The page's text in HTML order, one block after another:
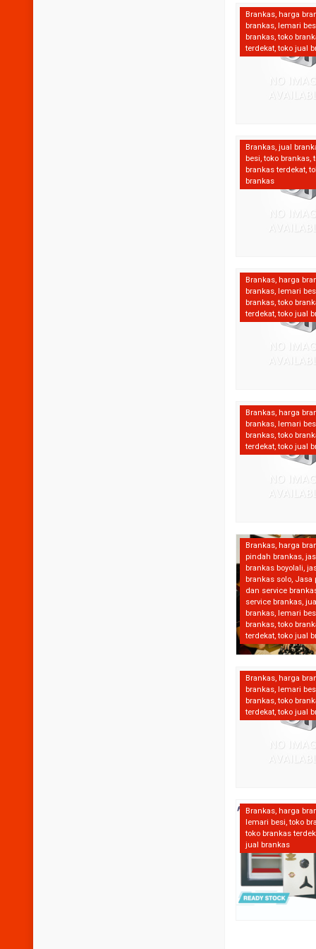
Brankas, harga
brankas, lemari
brankas,toko
terdekat,toko jual
Brankas,jual
besi,toko brankas,
brankas terdekat,
brankas
Brankas, harga
brankas, lemari
brankas,toko
terdekat,toko jual
Brankas, harga
brankas, lemari
brankas,toko
terdekat,toko jual
Brankas, harga
pindah brankas,
brankas boyolali,
brankas solo, Jasa
dan service
service brankas,
brankas, lemari
brankas,toko
terdekat,toko jual
Brankas, harga
brankas, lemari
brankas,toko
terdekat,toko jual
Brankas, harga
lemari besi,toko
toko brankas
jual brankas